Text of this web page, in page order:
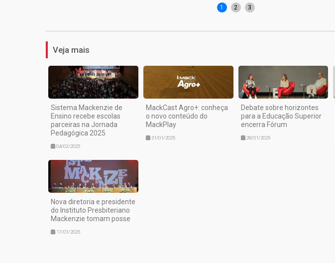
1 2 3
Veja mais
Sistema Mackenzie de
Ensino recebe escolas
parceiras na Jornada
Pedagógica 2025
04/02/2025
MackCast Agro+: conheça
o novo conteúdo do
MackPlay
31/01/2025
Debate sobre horizontes
para a Educação Superior
encerra Fórum
28/01/2025
Nova diretoria e presidente
do Instituto Presbiteriano
Mackenzie tomam posse
17/01/2025